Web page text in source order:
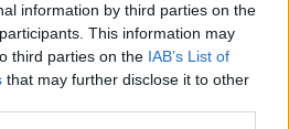
information by third parties on the
This information may
third parties on the IAB’s List of
that may further disclose it to other